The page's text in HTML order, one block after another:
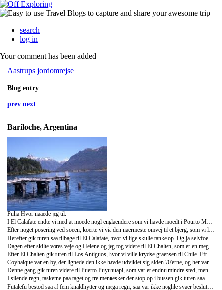
search
log in
Your comment has been added
Aastrups jordomrejse
Blog entry
prev next
Bariloche, Argentina
Puha Hvor naaede jeg til.
I El Calafate endte vi med at moede nogl englaendere som vi havde moedt i Pourto Madryn. Saa vi besluttede os for at leje en bil og selv koere til Glacier Moreno. De koere jo i den forkerte side af vejen i England, saa jeg lage ud med at koere. Det var faktisk helt sjovt at afproeve, og ikke spor anderledes end i DK. De tre engeske fyre vi have slaaet os sammen med, er hylende morsomme, saa vi fik grint en masse. Jeg koerte ud til Glacieren, som simpelhen var saa flot.....saa paparessi 1 og 2 var i aktion igen. Den knager og brager hele tiden og mens vi stol der faldt et kaempe stykke af glacieren, havde dog lige stoppet kameraet saa kom ikke med paa filmen. Efter vi havde gaaet rundt derude og frosset, nogle mere end andre......stod jo fandme i vildt lang tid og ventede paa Helene, da ledte efter sin hue, hun havde tabt. Den blev fundet og saa ku turen gaa videre til en soe inde i national parken. Vores lille pispotte fik sig noget af en proevsel med at komme ned til den af den noget bumpet og meget stejle grusvej. Her havde en af d Engelske gutter taget over med koerslen, saa jeg havde haenderne fri til panikhaandtaget.
Efter noget posering ved soeen, koerte vi via den naermeste omvej til et bjerg, som vi lige maatte se for oven.Helene og jeg maatte dog staa af, fra loebe tempo op af bjerget, saa vi satte os lidt laengere ned og noed naturen i ro og mag.
Efter El Chalten gik turen til Los Antiguos, hvor vi ville krydse graensen til Chile. Efter 2 min i Los Antiguos, tog vi en bil direkte videre til Chile Chico. Der gad vi lige saa lidt at vaere, saa efter et hurtigt stop paa turist informationen, med beskeden i kan tage afsted i dag eller om 4 dage, tog vi igen en hurtig beslutning og tog fagen videre til den anden side af soeen (Buernos Aires), hvor der saa kun var to huse, som var lukket, saa vi tog igen en hurtig beslutning og fik shanghaiet en minibus videre til Coyhaique.
Coyhaique var en by, der lignede den ikke havde udviklet sig siden 70'erne, og her var ogsaa mega daarligt vejr. Regnede konstant. Da vi saa undersoegte bustransporten ud af byen, fik vi samme besked som sidst.......saa igen en hurtig beslutning og afsted med det samme.
Denne gang gik turen videre til Puerto Puyuhuapi, som var et endnu mindre sted, men vi ville gerne se en haengende glacier i naerved nationalpark. Da vi naaede frem var den foerste person vi moedte en isaeler, der talte dansk. Hvilke ikke kunne passe mere perfekt, for endte med at bo privat hos en blind kone, som ikke kunne et ord engelsk og jo selvfoelgelig ikke ku se vores kropssprogsfaktor. I syd Chile er de saa ikke saa turistminded, saa der gik ikke noget transport overhovedet ud til nationalparken, med glacieren. Vi kunne faa et lift derud af Israeleren, men ikke tilbage. Saa ville betyde vi skulle gaa 3 til 5 Km i parken og de 25 Km tilbage.....i silende regn. Med et lille stop paa busstationen (dvs et hus) og beskeden i dag kl 14 eller om tre dage, valgte vi at droppe glacieren og tage videre til Futalefu.
I silende regn, taskerne paa taget og tre mennesker der stop op i bussen gik turen saa videre til Futalefu. Det skulle have vaeret en tur paa fem timer, hvis ikke der var en lastbil der blokerede det hele med sit ...koert i groeften og blokere det hele stunt. Meget sent ankom vi meget kolde til Futalfu. Der var et hotel i sigte, som alle styrtede ind paa.....2 sak efter var beskeden at der kun var en seng tilbage, men hun kunne henvise til campingpladen langere nede af vejen. Saa saa man lige desperationen hos Helene og jeg....."kan man sove to i den seng evt". Det blev tilfaeldet og vi fik et lille vaerelse med en 120 seng. Vi sov glimrende!